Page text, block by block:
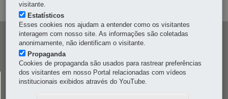
Navegação
principal
CELEPAR
Rua Mateus Leme, 1561 - Bom Retiro-80520-174-Curitiba
visitante.
Estatísticos
Esses cookies nos ajudam a entender como os visitantes
interagem com nosso site. As informações são coletadas
anonimamente, não identificam o visitante.
Propaganda
Cookies de propaganda são usados para rastrear preferências
dos visitantes em nosso Portal relacionadas com vídeos
institucionais exibidos através do YouTube.